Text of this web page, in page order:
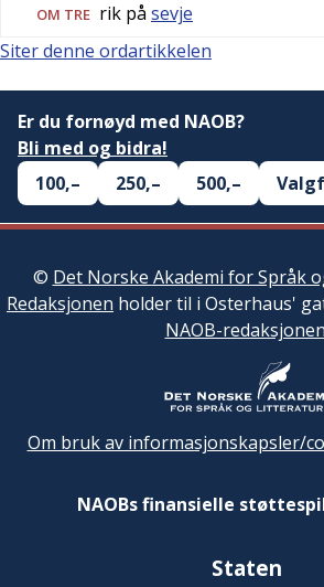
OM TRE rik på sevje
Siter denne ordartikkelen
Er du fornøyd med NAOB?
Bli med og bidra!
100,–
250,– 500,–
© Det Norske Akademi for Språk
Redaksjonen holder til i Osterhaus'
NAOB-redaksjonen
Om bruk av informasjonskapsler/
NAOBs finansielle
Staten